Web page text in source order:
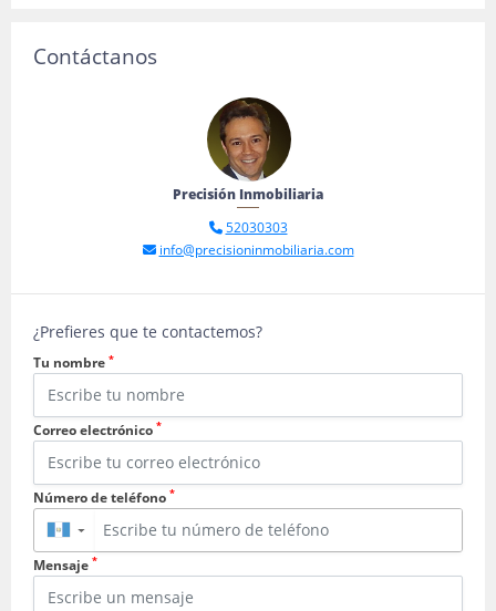
Contáctanos
Precisión Inmobiliaria
52030303
info@precisioninmobiliaria.com
¿Prefieres que te contactemos?
Tu nombre *
Correo electrónico *
Número de teléfono *
▼
Mensaje *